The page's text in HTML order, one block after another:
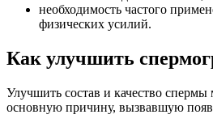
необходимость частого
физических усилий.
Как улучшить
Улучшить состав и качество
основную причину, вызвавшую